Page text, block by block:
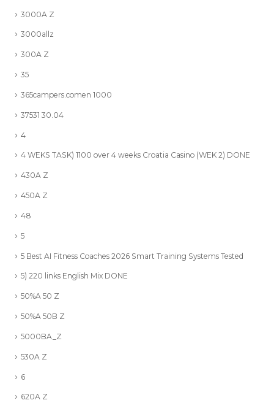
3000A Z
3000allz
300A Z
35
365campers.comen 1000
37531 30.04
4
4 WEKS TASK) 1100 over 4 weeks Croatia Casino (WEK 2) DONE
430A Z
450A Z
48
5
5 Best AI Fitness Coaches 2026 Smart Training Systems Tested
5) 220 links English Mix DONE
50%A 50 Z
50%A 50B Z
5000BA_Z
530A Z
6
620A Z